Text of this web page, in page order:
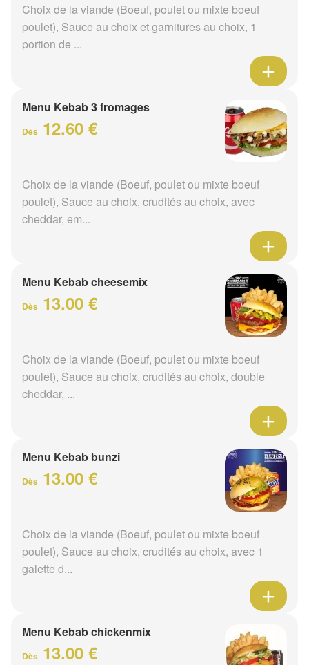
Choix de la viande (Boeuf, poulet ou mixte boeuf
poulet), Sauce au choix et garnitures au choix, 1
portion de ...
Menu Kebab 3 fromages
Dès 12.60 €
Choix de la viande (Boeuf, poulet ou mixte boeuf
poulet), Sauce au choix, crudités au choix, avec
cheddar, em...
Menu Kebab cheesemix
Dès 13.00 €
Choix de la viande (Boeuf, poulet ou mixte boeuf
poulet), Sauce au choix, crudités au choix, double
cheddar, ...
Menu Kebab bunzi
Dès 13.00 €
Choix de la viande (Boeuf, poulet ou mixte boeuf
poulet), Sauce au choix, crudités au choix, avec 1
galette d...
Menu Kebab chickenmix
Dès 13.00 €